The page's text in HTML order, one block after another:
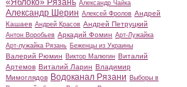
«Яблоко» Рязань Александр Чайка
Александр Шерин Алексей Фролов Андрей
Кашаев Андрей Красов Андрей Петруцкий
Антон Воробьев Аркадий Фомин Арт-Лужайка
Арт-лужайка Рязань Беженцы из Украины
Валерий Рюмин Виктор Малюгин Виталий
Артемов Виталий Ларин Владимир
Мимоглядов Водоканал Рязани Выборы в